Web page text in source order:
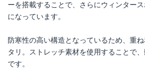
ーを搭載することで、さらにウィンター
になっています。
防寒性の高い構造となっているため、重
タリ。ストレッチ素材を使用することで
です。